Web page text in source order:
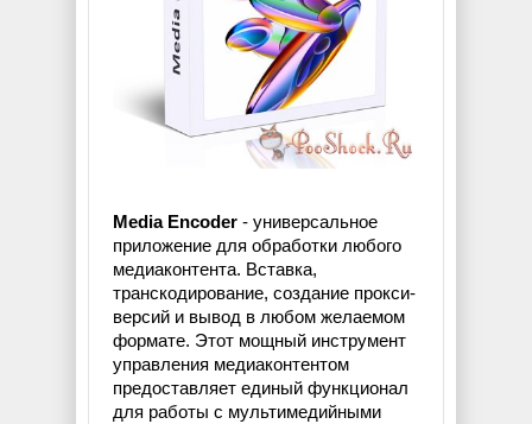
Media Encoder - универсальное
приложение для обработки любого
медиаконтента. Вставка,
транскодирование, создание прокси-
версий и вывод в любом желаемом
формате. Этот мощный инструмент
управления медиаконтентом
предоставляет единый функционал
для работы с мультимедийными